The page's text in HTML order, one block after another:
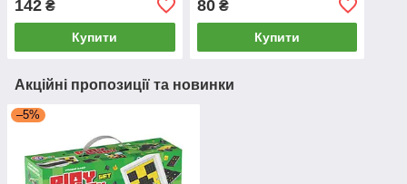
142 ₴
Купити
80₴
Купити
Акційні пропозиції та новинки
–5%